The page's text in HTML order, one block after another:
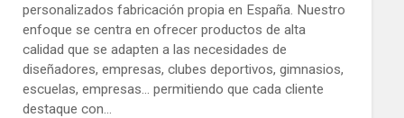
personalizados fabricación propia en España. Nuestro
enfoque se centra en ofrecer productos de alta
calidad que se adapten a las necesidades de
diseñadores, empresas, clubes deportivos, gimnasios,
escuelas, empresas… permitiendo que cada cliente
destaque con…